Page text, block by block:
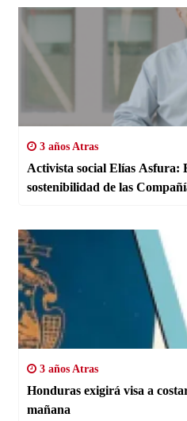
3 años Atras
Activista social Elías Asfura:
sostenibilidad de las
3 años Atras
Honduras exigirá visa a
mañana